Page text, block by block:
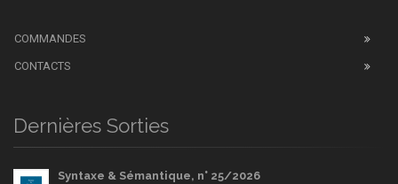
COMMANDES
CONTACTS
Dernières Sorties
Syntaxe & Sémantique, n° 25/2026